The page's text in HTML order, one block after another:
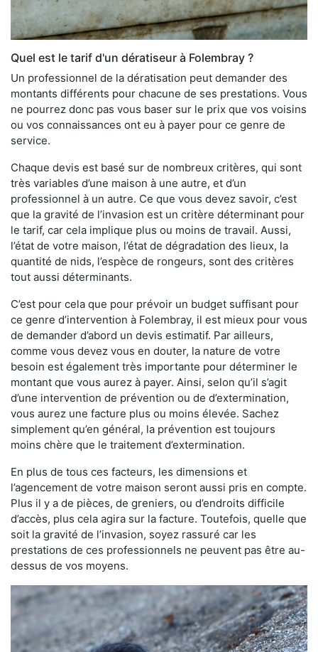
Quel est le tarif d'un dératiseur à Folembray ?
Un professionnel de la dératisation peut demander des
montants différents pour chacune de ses prestations. Vous
ne pourrez donc pas vous baser sur le prix que vos voisins
ou vos connaissances ont eu à payer pour ce genre de
service.
Chaque devis est basé sur de nombreux critères, qui sont
très variables d’une maison à une autre, et d’un
professionnel à un autre. Ce que vous devez savoir, c’est
que la gravité de l’invasion est un critère déterminant pour
le tarif, car cela implique plus ou moins de travail. Aussi,
l’état de votre maison, l’état de dégradation des lieux, la
quantité de nids, l’espèce de rongeurs, sont des critères
tout aussi déterminants.
C’est pour cela que pour prévoir un budget suffisant pour
ce genre d’intervention à Folembray, il est mieux pour vous
de demander d’abord un devis estimatif. Par ailleurs,
comme vous devez vous en douter, la nature de votre
besoin est également très importante pour déterminer le
montant que vous aurez à payer. Ainsi, selon qu’il s’agit
d’une intervention de prévention ou de d’extermination,
vous aurez une facture plus ou moins élevée. Sachez
simplement qu’en général, la prévention est toujours
moins chère que le traitement d’extermination.
En plus de tous ces facteurs, les dimensions et
l’agencement de votre maison seront aussi pris en compte.
Plus il y a de pièces, de greniers, ou d’endroits difficile
d’accès, plus cela agira sur la facture. Toutefois, quelle que
soit la gravité de l’invasion, soyez rassuré car les
prestations de ces professionnels ne peuvent pas être au-
dessus de vos moyens.